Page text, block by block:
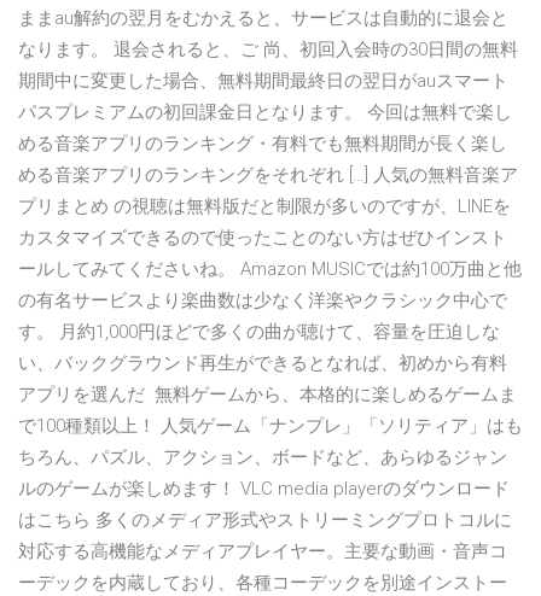
ままau解約の翌月をむかえると、サービスは自動的に退会と
なります。 退会されると、ご 尚、初回入会時の30日間の無料
期間中に変更した場合、無料期間最終日の翌日がauスマート
パスプレミアムの初回課金日となります。 今回は無料で楽し
める音楽アプリのランキング・有料でも無料期間が長く楽し
める音楽アプリのランキングをそれぞれ […] 人気の無料音楽ア
プリまとめ の視聴は無料版だと制限が多いのですが、LINEを
カスタマイズできるので使ったことのない方はぜひインスト
ールしてみてくださいね。 Amazon MUSICでは約100万曲と他
の有名サービスより楽曲数は少なく洋楽やクラシック中心で
す。 月約1,000円ほどで多くの曲が聴けて、容量を圧迫しな
い、バックグラウンド再生ができるとなれば、初めから有料
アプリを選んだ 無料ゲームから、本格的に楽しめるゲームま
で100種類以上！ 人気ゲーム「ナンプレ」「ソリティア」はも
ちろん、パズル、アクション、ボードなど、あらゆるジャン
ルのゲームが楽しめます！ VLC media playerのダウンロード
はこちら 多くのメディア形式やストリーミングプロトコルに
対応する高機能なメディアプレイヤー。主要な動画・音声コ
ーデックを内蔵しており、各種コーデックを別途インストー